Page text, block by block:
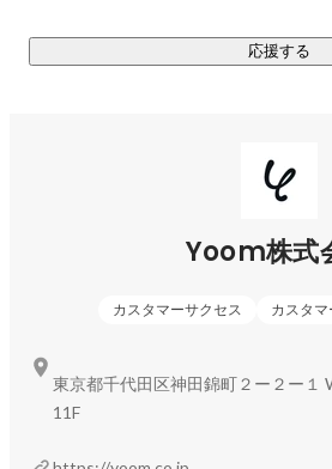
Misaki Tominagaカスタマーサ
応援する
Yoom株式
カスタマーサクセス カスタ
東京都千代田区神田錦町２ー２ー１
11F